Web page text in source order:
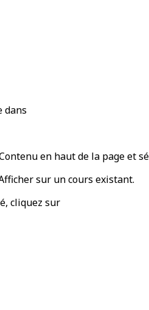
dans
en haut de la page et
sur un cours existant.
cliquez sur